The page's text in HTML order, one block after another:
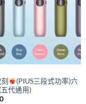
(PIUS三段式功率)六
代通用)